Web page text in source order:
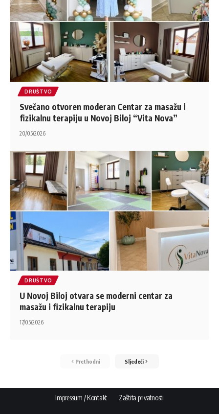
DRUŠTVO
Svečano otvoren moderan Centar za masažu i
fizikalnu terapiju u Novoj Biloj “Vita Nova”
20/05/2026
DRUŠTVO
U Novoj Biloj otvara se moderni centar za
masažu i fizikalnu terapiju
17/05/2026
Prethodni Sljedeći
Impressum / Kontakt Zaštita privatnosti